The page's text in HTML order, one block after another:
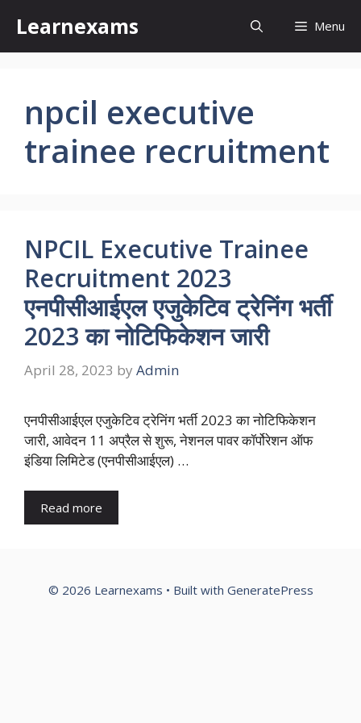
content
Learnexams Menu
npcil executive
trainee recruitment
NPCIL Executive Trainee
Recruitment 2023
एनपीसीआईएल एजुकेटिव ट्रेनिंग भर्ती
2023 का नोटिफिकेशन जारी
April 28, 2023 by Admin
एनपीसीआईएल एजुकेटिव ट्रेनिंग भर्ती 2023 का नोटिफिकेशन
जारी, आवेदन 11 अप्रैल से शुरू, नेशनल पावर कॉर्पोरेशन ऑफ
इंडिया लिमिटेड (एनपीसीआईएल) …
Read more
© 2026 Learnexams • Built with GeneratePress